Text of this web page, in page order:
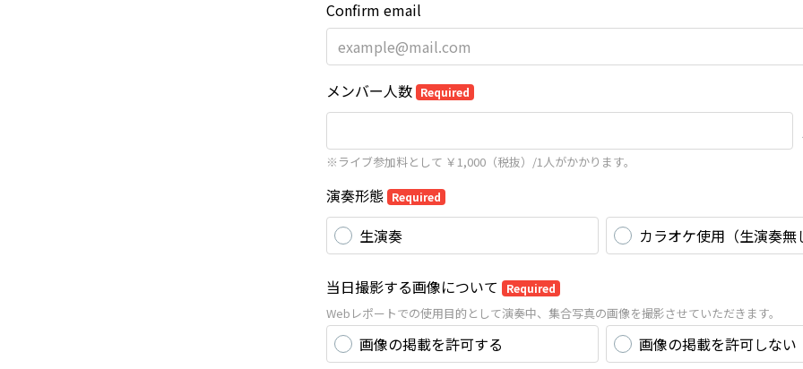
Confirm email
メンバー人数 Required
※ライブ参加料として ￥1,000（税抜）/1人がかかります。
演奏形態 Required
生演奏 カラオケ使用（生演奏無
当日撮影する画像について Required
Webレポートでの使用目的として演奏中、集合写真の画像を撮影させていただきます。
画像の掲載を許可する 画像の掲載を許可しない